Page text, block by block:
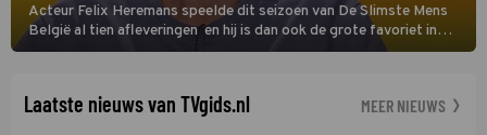
Acteur Felix Heremans speelde dit seizoen van De Slimste Mens
België al tien afleveringen en hij is dan ook de grote favoriet in
deze seizoensfinale. En er is Nederlandse inbreng, want komiek
Laatste nieuws van TVgids.nl MEER NIEUWS